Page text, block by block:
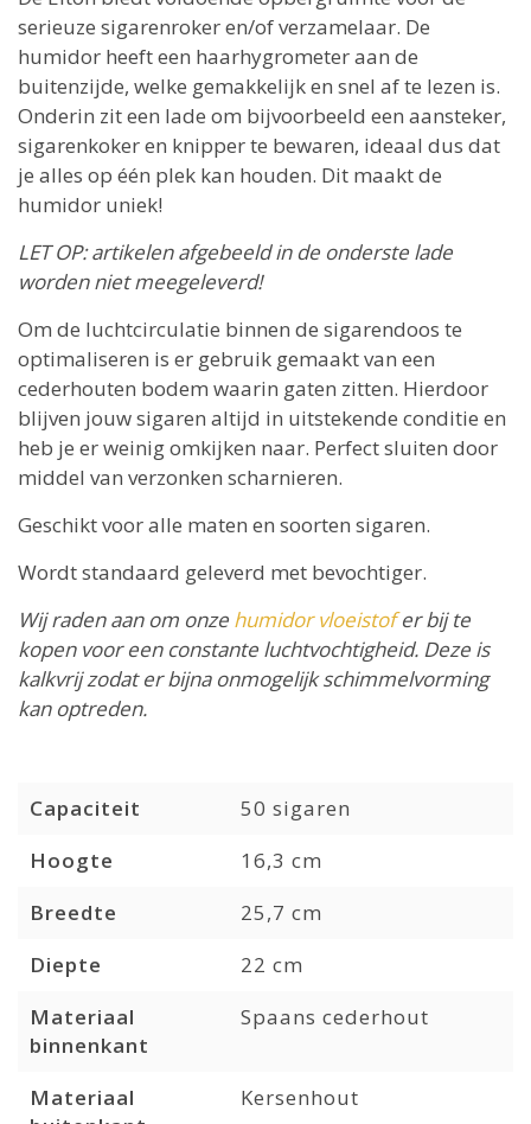
serieuze sigarenroker en/of verzamelaar. De
humidor heeft een haarhygrometer aan de
buitenzijde, welke gemakkelijk en snel af te lezen is.
Onderin zit een lade om bijvoorbeeld een aansteker,
sigarenkoker en knipper te bewaren, ideaal dus dat
je alles op één plek kan houden. Dit maakt de
humidor uniek!
LET OP: artikelen afgebeeld in de onderste lade
worden niet meegeleverd!
Om de luchtcirculatie binnen de sigarendoos te
optimaliseren is er gebruik gemaakt van een
cederhouten bodem waarin gaten zitten. Hierdoor
blijven jouw sigaren altijd in uitstekende conditie en
heb je er weinig omkijken naar. Perfect sluiten door
middel van verzonken scharnieren.
Geschikt voor alle maten en soorten sigaren.
Wordt standaard geleverd met bevochtiger.
Wij raden aan om onze humidor vloeistofer bij te
kopen voor een constante luchtvochtigheid. Deze is
kalkvrij zodat er bijna onmogelijk schimmelvorming
kan optreden.
Capaciteit
50 sigaren
Hoogte
16,3 cm
Breedte
25,7 cm
Diepte
22 cm
Materiaal
binnenkant
Spaans cederhout
Materiaal
Kersenhout